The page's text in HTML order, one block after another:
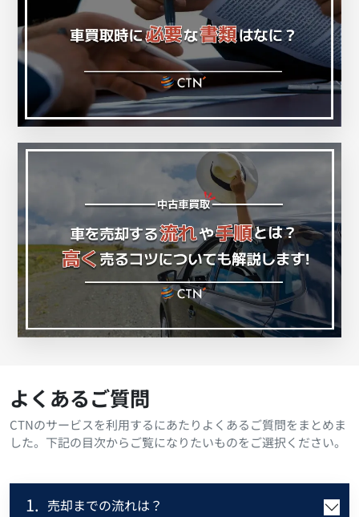
よくあるご質問
CTNのサービスを利用するにあたりよくあるご質問をまとめま
した。下記の目次からご覧になりたいものをご選択ください。
1. 売却までの流れは？